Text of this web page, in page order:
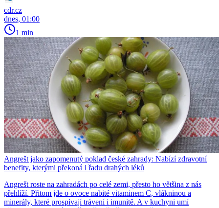
cdr.cz
dnes, 01:00
1 min
Angrešt jako zapomenutý poklad české zahrady: Nabízí zdravotní
benefity, kterými překoná i řadu drahých léků
Angrešt roste na zahradách po celé zemi, přesto ho většina z nás
přehlíží. Přitom jde o ovoce nabité vitaminem C, vlákninou a
minerály, které prospívají trávení i imunitě. A v kuchyni umí